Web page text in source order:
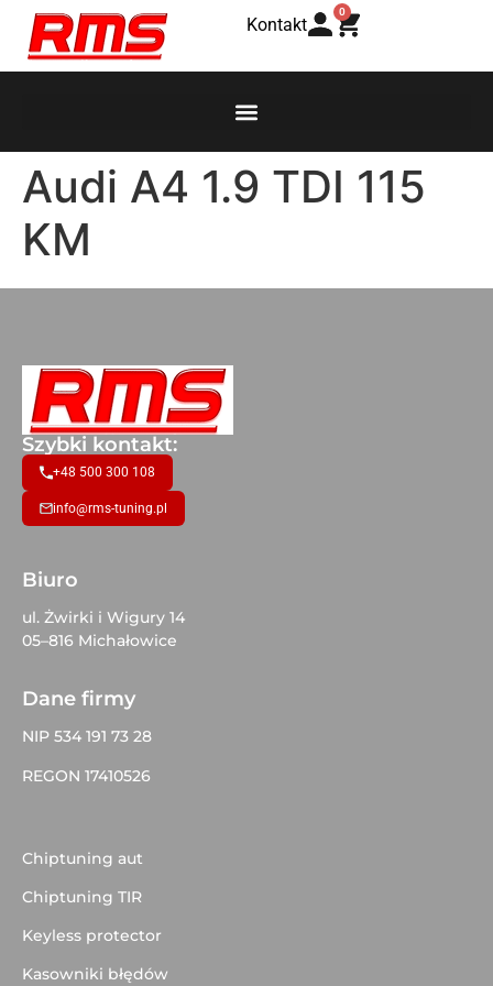
Kontakt
0
Audi A4 1.9 TDI 115
KM
Szybki kontakt:
+48 500 300 108
info@rms-tuning.pl
Biuro
ul. Żwirki i Wigury 14
05–816 Michałowice
Dane firmy
NIP 534 191 73 28
REGON 17410526
Chiptuning aut
Chiptuning TIR
Keyless protector
Kasowniki błędów